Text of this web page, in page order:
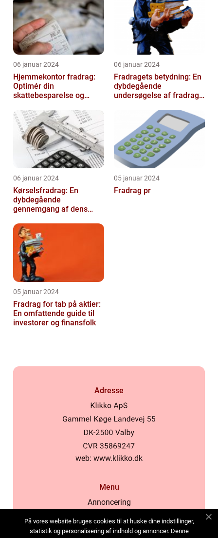
06 januar 2024
Hjemmekontor fradrag:
Optimér din
skattebesparelse og
06 januar 2024
Fradragets betydning: En
dybdegående
undersøgelse af fradrag
06 januar 2024
Kørselsfradrag: En
dybdegående
gennemgang af dens
over tid
05 januar 2024
Fradrag pr
05 januar 2024
Fradrag for tab på aktier:
En omfattende guide til
investorer og finansfolk
Adresse
web: www.klikko.dk
Menu
Annoncering
Cookies
På vores website bruges cookies til at huske dine indstillinger,
statistik og personalisering af indhold og annoncer. Denne